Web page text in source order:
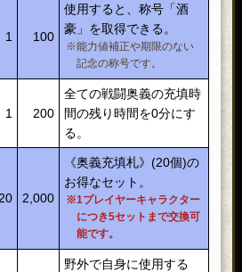
1 100
使用すると、称号「酒
豪」を取得できる。
※能力値補正や期限のない
記念の称号です。
1 200
全ての戦闘奥義の充填時
間の残り時間を0分にす
る。
20 2,000
《奥義充填札》(20個)の
お得なセット。
※1プレイヤーキャラクター
につき5セットまで交換可
能です。
野外で自身に使用する